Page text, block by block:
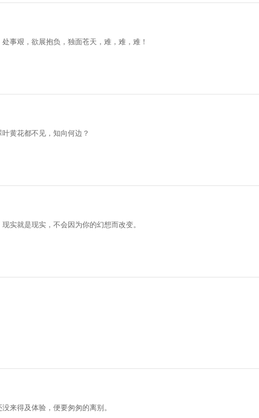
事艰，欲展抱负，独面苍天，难，难，难！
黄花都不见，知向何边？
实就是现实，不会因为你的幻想而改变。
来得及体验，便要匆匆的离别。